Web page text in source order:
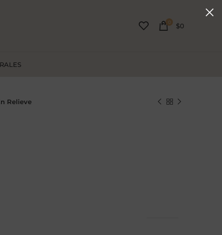
0 $0
Relieve